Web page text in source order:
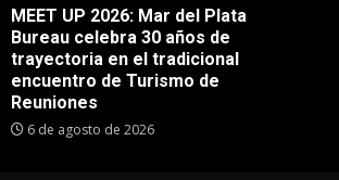
MEET UP 2026: Mar del Plata
Bureau celebra 30 años de
trayectoria en el tradicional
encuentro de Turismo de
Reuniones
6 de agosto de 2026